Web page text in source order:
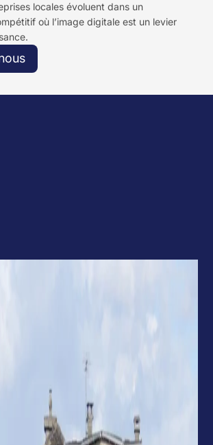
locales évoluent dans un
où l’image digitale est un levier